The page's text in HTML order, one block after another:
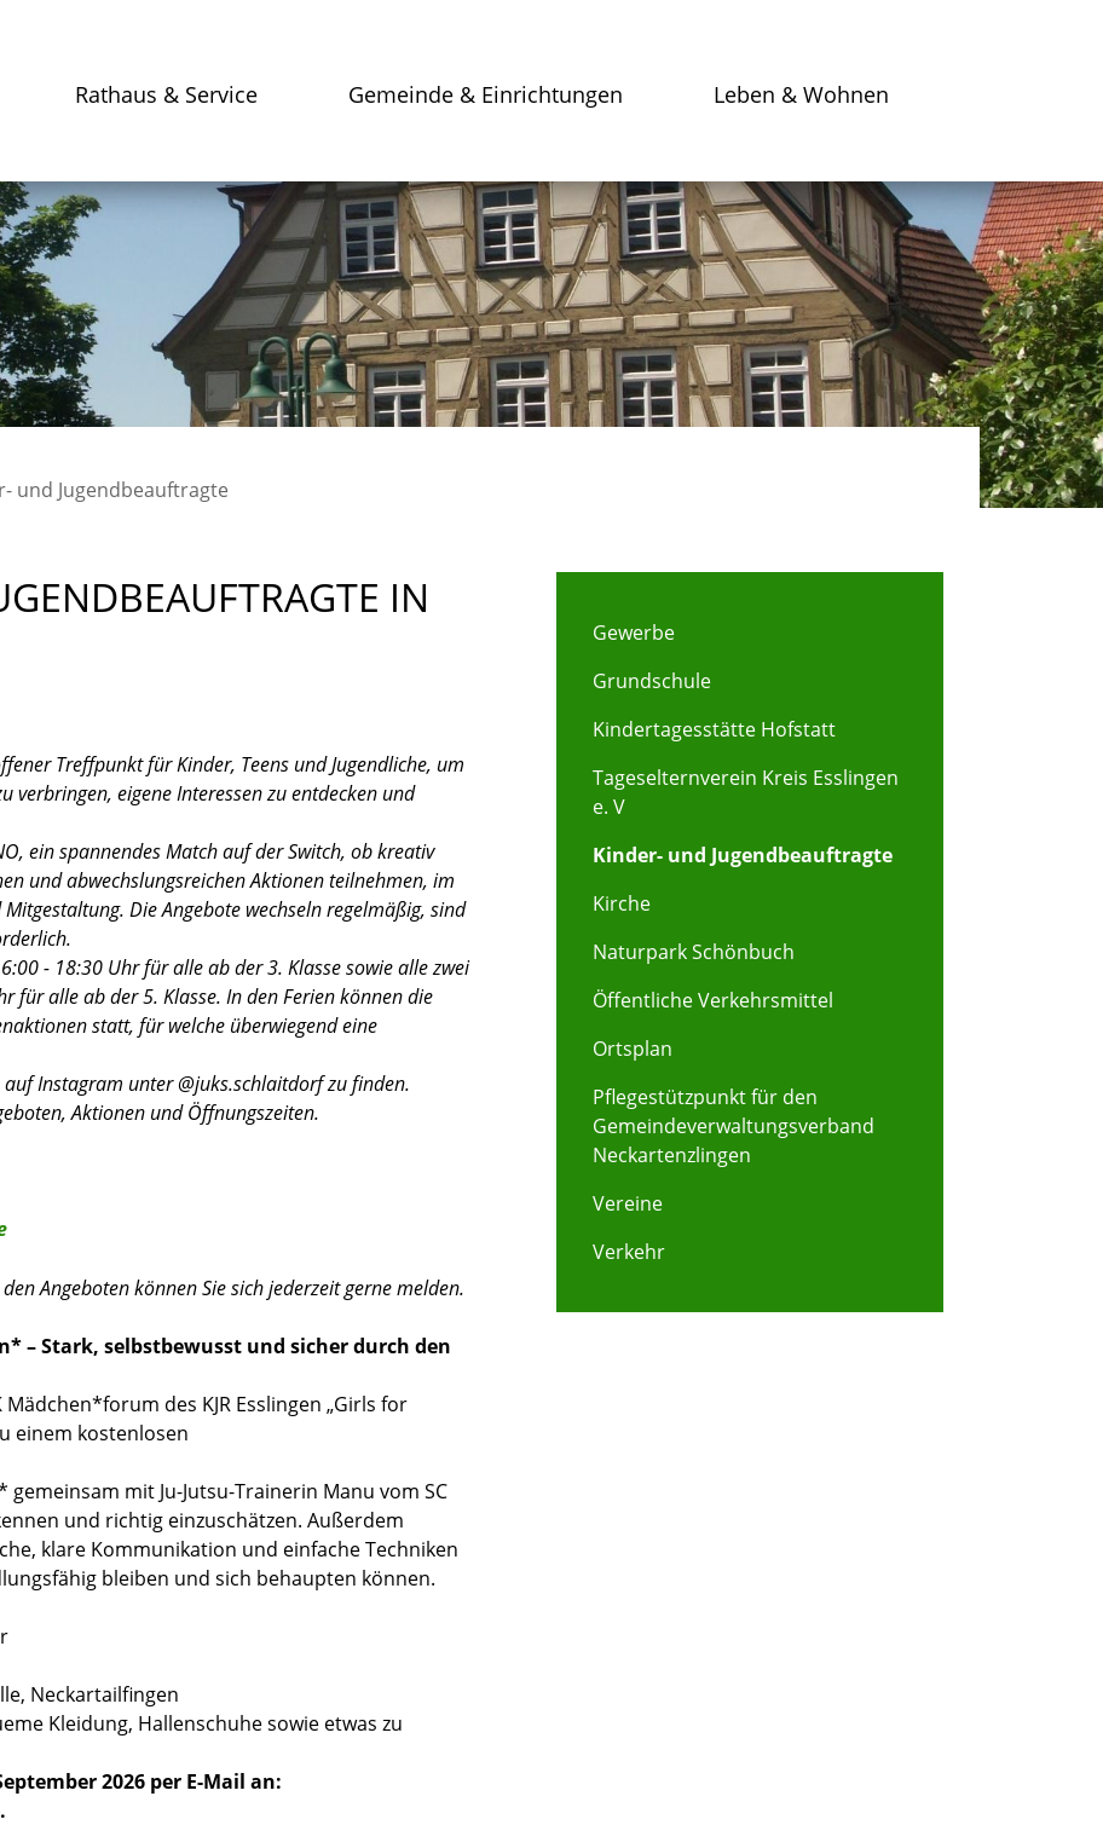
Rathaus & Service Gemeinde & Einrichtungen Leben & Wohnen
und Jugendbeauftragte
IN
Treffpunkt für Kinder, Teens und Jugendliche, um
verbringen, eigene Interessen zu entdecken und
ein spannendes Match auf der Switch, ob kreativ
und abwechslungsreichen Aktionen teilnehmen, im
Die Angebote wechseln regelmäßig, sind
- 18:30 Uhr für alle ab der 3. Klasse sowie alle zwei
für alle ab der 5. Klasse. In den Ferien können die
statt, für welche überwiegend eine
Instagram unter @juks.schlaitdorf zu finden.
Aktionen und Öffnungszeiten.
Angeboten können Sie sich jederzeit gerne melden.
– Stark, selbstbewusst und sicher durch den
des KJR Esslingen „Girls for
einem kostenlosen
mit Ju-Jutsu-Trainerin Manu vom SC
und richtig einzuschätzen. Außerdem
klare Kommunikation und einfache Techniken
bleiben und sich behaupten können.
Neckartailfingen
Kleidung, Hallenschuhe sowie etwas zu
2026 per E-Mail an:
.
Gewerbe
Grundschule
Kindertagesstätte Hofstatt
Tageselternverein Kreis Esslingen
e. V
Kinder- und Jugendbeauftragte
Kirche
Naturpark Schönbuch
Öffentliche Verkehrsmittel
Ortsplan
Pflegestützpunkt für den
Gemeindeverwaltungsverband
Neckartenzlingen
Vereine
Verkehr